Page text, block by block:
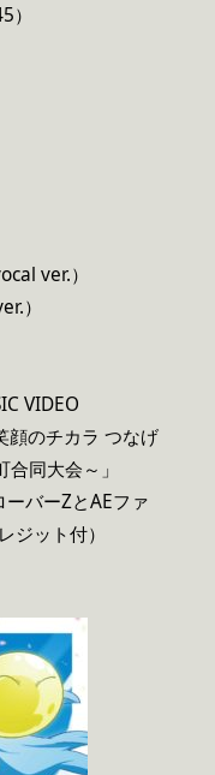
ver.）
）
VIDEO
顔のチカラ つなげ
同大会～」
バーZとAEファ
ジット付）